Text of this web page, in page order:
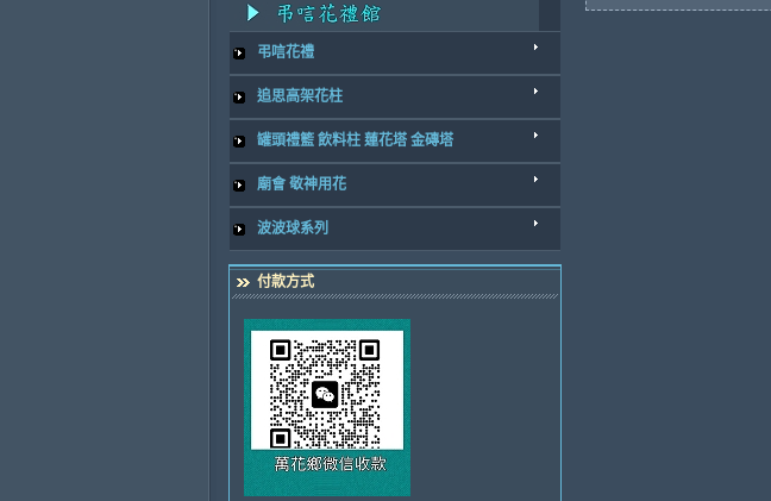
弔唁花禮
追思高架花柱
罐頭禮籃 飲料柱 蓮花塔 金磚塔
廟會 敬神用花
波波球系列
付款方式